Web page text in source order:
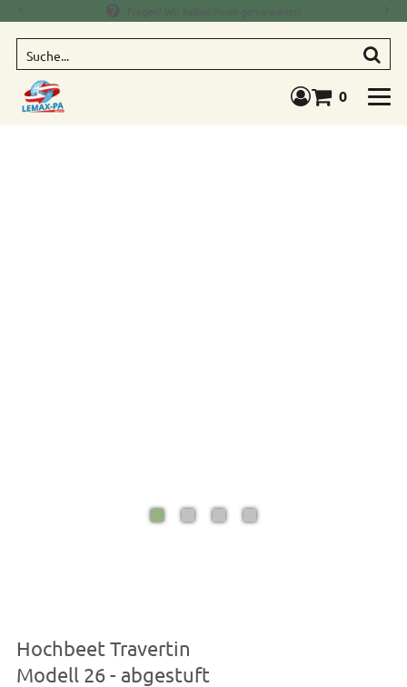
Fragen? Wir helfen Ihnen gerne weiter!
Warenkorb
0
Hochbeet Travertin
Modell 26 - abgestuft